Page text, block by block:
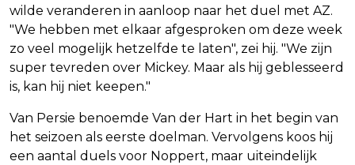
wilde veranderen in aanloop naar het duel met AZ.
"We hebben met elkaar afgesproken om deze week
zo veel mogelijk hetzelfde te laten", zei hij. "We zijn
super tevreden over Mickey. Maar als hij geblesseerd
is, kan hij niet keepen."
Van Persie benoemde Van der Hart in het begin van
het seizoen als eerste doelman. Vervolgens koos hij
een aantal duels voor Noppert, maar uiteindelijk